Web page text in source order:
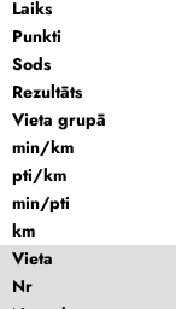
Laiks
Punkti
Sods
Rezultāts
Vieta grupā
min/km
pti/km
min/pti
km
Vieta
Nr